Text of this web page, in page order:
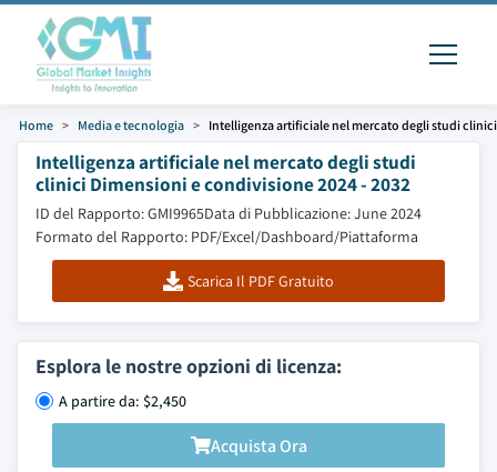
Home Media e tecnologia Intelligenza artificiale nel mercato degli studi clinici
Intelligenza artificiale nel mercato degli studi
clinici Dimensioni e condivisione 2024 - 2032
ID del Rapporto: GMI9965Data di Pubblicazione: June 2024
Formato del Rapporto: PDF/Excel/Dashboard/Piattaforma
Scarica Il PDF Gratuito
Esplora le nostre opzioni di licenza:
A partire da: $2,450
Acquista Ora